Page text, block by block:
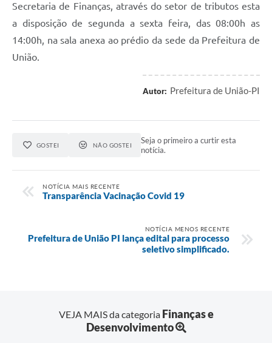
Secretaria de Finanças, através do setor de tributos esta
a disposição de segunda a sexta feira, das 08:00h as
14:00h, na sala anexa ao prédio da sede da Prefeitura de
União.
Autor: Prefeitura de União-PI
GOSTEI NÃO GOSTEI
Seja o primeiro a curtir esta
notícia.
NOTÍCIA MAIS RECENTE
Transparência Vacinação Covid 19
NOTÍCIA MENOS RECENTE
Prefeitura de União PI lança edital para processo
seletivo simplificado.
VEJA MAIS da categoria Finanças e
Desenvolvimento